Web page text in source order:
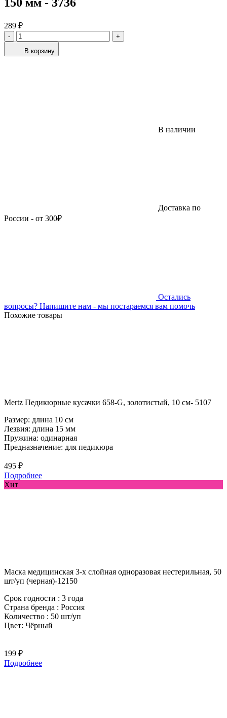
150 мм - 3736
289 ₽
-
+
В корзину
В наличии
Доставка по
России - от 300₽
Остались
вопросы? Напишите нам - мы постараемся вам помочь
Похожие товары
Mertz Педикюрные кусачки 658-G, золотистый, 10 см- 5107
Размер: длина 10 см
Лезвия: длина 15 мм
Пружина: одинарная
Предназначение: для педикюра
495 ₽
Подробнее
Хит
Маска медицинская 3-х слойная одноразовая нестерильная, 50
шт/уп (черная)-12150
Срок годности : 3 года
Страна бренда : Россия
Количество : 50 шт/уп
Цвет: Чёрный
199 ₽
Подробнее